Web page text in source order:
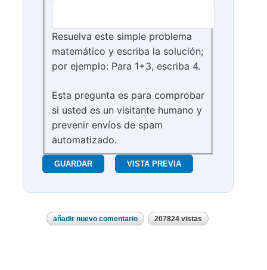
Resuelva este simple problema
matemático y escriba la solución;
por ejemplo: Para 1+3, escriba 4.
Esta pregunta es para comprobar
si usted es un visitante humano y
prevenir envíos de spam
automatizado.
añadir nuevo comentario 207824 vistas